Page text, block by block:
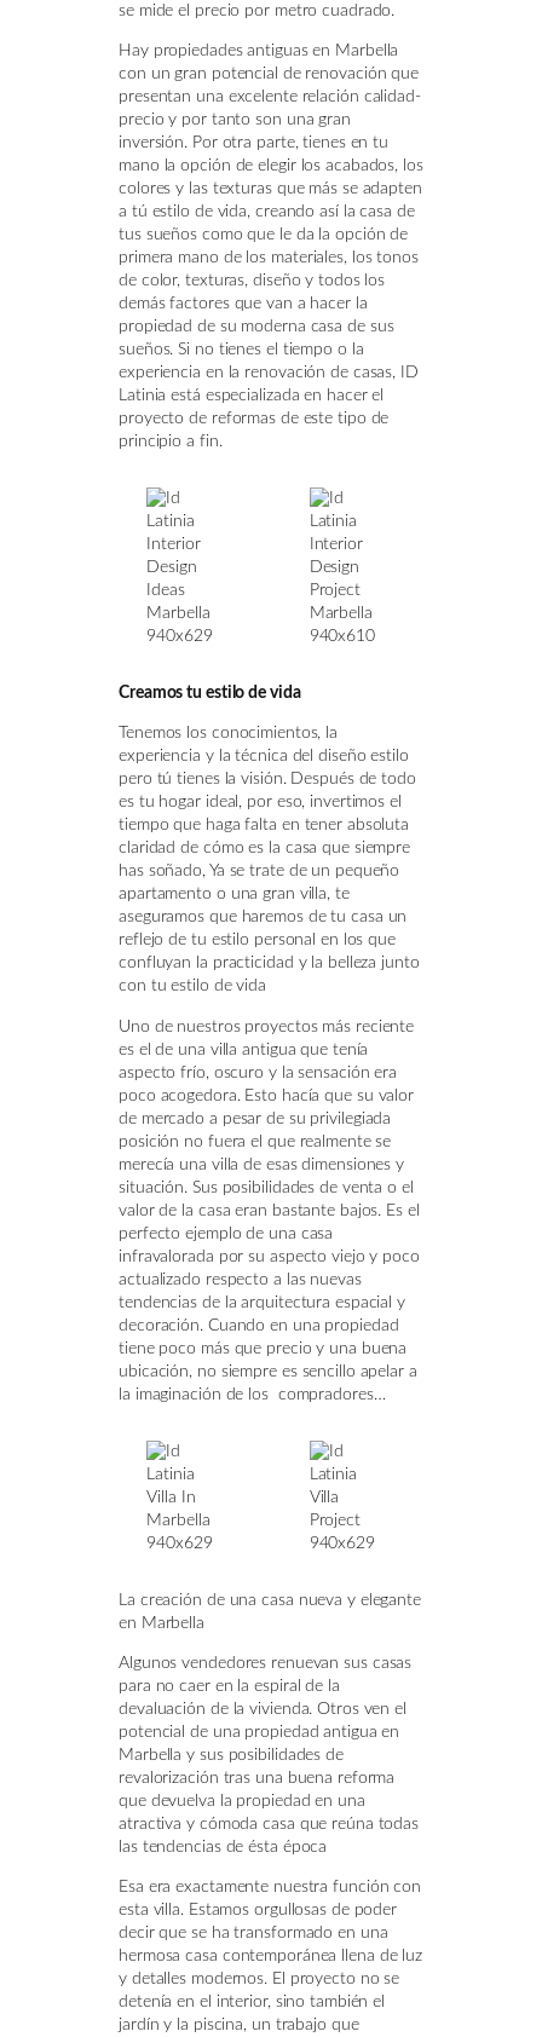
se mide el precio por metro cuadrado.
Hay propiedades antiguas en Marbella
con un gran potencial de renovación que
presentan una excelente relación calidad-
precio y por tanto son una gran
inversión. Por otra parte, tienes en tu
mano la opción de elegir los acabados, los
colores y las texturas que más se adapten
a tú estilo de vida, creando así la casa de
tus sueños como que le da la opción de
primera mano de los materiales, los tonos
de color, texturas, diseño y todos los
demás factores que van a hacer la
propiedad de su moderna casa de sus
sueños. Si no tienes el tiempo o la
experiencia en la renovación de casas, ID
Latinia está especializada en hacer el
proyecto de reformas de este tipo de
principio a fin.
Creamos tu estilo de vida
Tenemos los conocimientos, la
experiencia y la técnica del diseño estilo
pero tú tienes la visión. Después de todo
es tu hogar ideal, por eso, invertimos el
tiempo que haga falta en tener absoluta
claridad de cómo es la casa que siempre
has soñado, Ya se trate de un pequeño
apartamento o una gran villa, te
aseguramos que haremos de tu casa un
reflejo de tu estilo personal en los que
confluyan la practicidad y la belleza junto
con tu estilo de vida
Uno de nuestros proyectos más reciente
es el de una villa antigua que tenía
aspecto frío, oscuro y la sensación era
poco acogedora. Esto hacía que su valor
de mercado a pesar de su privilegiada
posición no fuera el que realmente se
merecía una villa de esas dimensiones y
situación. Sus posibilidades de venta o el
valor de la casa eran bastante bajos. Es el
perfecto ejemplo de una casa
infravalorada por su aspecto viejo y poco
actualizado respecto a las nuevas
tendencias de la arquitectura espacial y
decoración. Cuando en una propiedad
tiene poco más que precio y una buena
ubicación, no siempre es sencillo apelar a
la imaginación de los compradores…
La creación de una casa nueva y elegante
en Marbella
Algunos vendedores renuevan sus casas
para no caer en la espiral de la
devaluación de la vivienda. Otros ven el
potencial de una propiedad antigua en
Marbella y sus posibilidades de
revalorización tras una buena reforma
que devuelva la propiedad en una
atractiva y cómoda casa que reúna todas
las tendencias de ésta época
Esa era exactamente nuestra función con
esta villa. Estamos orgullosas de poder
decir que se ha transformado en una
hermosa casa contemporánea llena de luz
y detalles modernos. El proyecto no se
detenía en el interior, sino también el
jardín y la piscina, un trabajo que